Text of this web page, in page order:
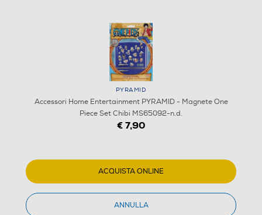
PYRAMID
Accessori Home Entertainment PYRAMID - Magnete One
Piece Set Chibi MS65092-n.d.
€ 7,90
ACQUISTA ONLINE
ANNULLA